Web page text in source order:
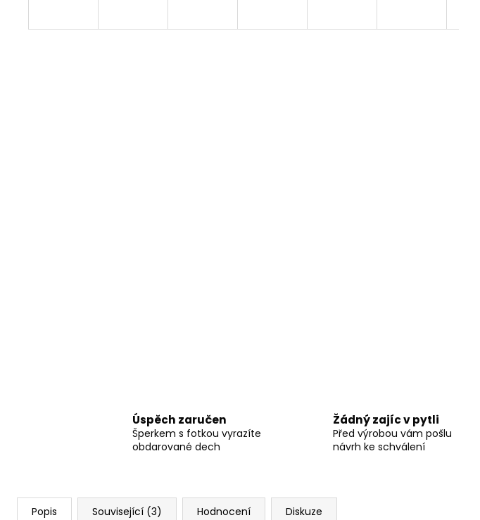
Úspěch zaručen
Šperkem s fotkou vyrazíte
obdarované dech
Žádný zajíc v pytli
Před výrobou vám pošlu
návrh ke schválení
Popis Související (3) Hodnocení Diskuze